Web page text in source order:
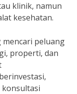
klinik, namun
kesehatan.
mencari peluang
properti, dan